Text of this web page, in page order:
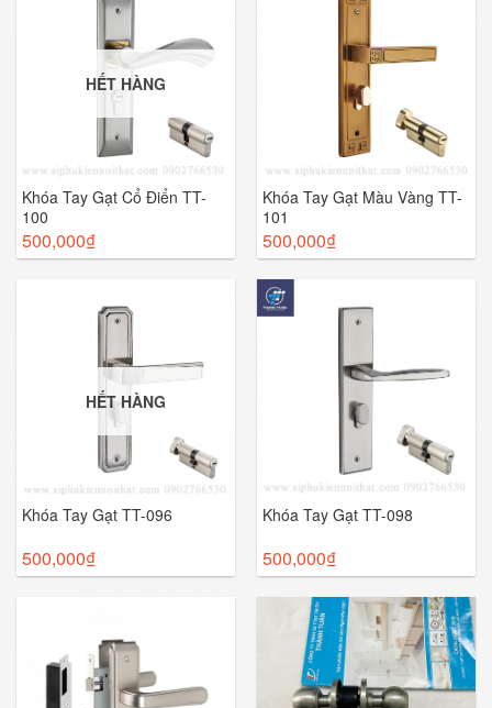
HẾT HÀNG
Khóa Tay Gạt Cổ Điển TT-
100
500,000₫
Khóa Tay Gạt Màu Vàng TT-
101
500,000₫
HẾT HÀNG
Khóa Tay Gạt TT-096
500,000₫
Khóa Tay Gạt TT-098
500,000₫